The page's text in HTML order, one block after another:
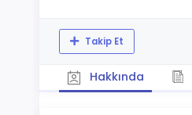
Takip Et
Hakkında